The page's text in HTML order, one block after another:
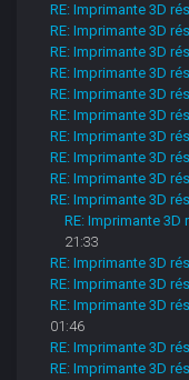
RE: Imprimante 3D
RE: Imprimante 3D
RE: Imprimante 3D
RE: Imprimante 3D
RE: Imprimante 3D
RE: Imprimante 3D
RE: Imprimante 3D
RE: Imprimante 3D
RE: Imprimante 3D
RE: Imprimante 3D
RE: Imprimante 3D
21:33
RE: Imprimante 3D
RE: Imprimante 3D
RE: Imprimante 3D
01:46
RE: Imprimante 3D
RE: Imprimante 3D